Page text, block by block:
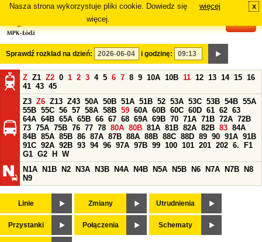
Nasza strona wykorzystuje pliki cookie. Dowiedz się
więcej.
więcej x
Sprawdź rozkład na dzień: i godzinę:
Z Z1 Z2 0 1 2 3 4 5 6 7 8 9 10A 10B 11 12 13 14 15 16
41 43 45
Z3 Z6 Z13 Z43 50A 50B 51A 51B 52 53A 53C 53B 54B 55A
55B 55C 56 57 58A 58B 59 60A 60B 60C 60D 61 62 63
64A 64B 65A 65B 66 67 68 69A 69B 70 71A 71B 72A 72B
73 75A 75B 76 77 78 80A 80B 81A 81B 82A 82B 83 84A
84B 85A 85B 86 87A 87B 88A 88B 88C 88D 89 90 91A 91B
91C 92A 92B 93 94 96 97A 97B 99 100 101 201 202 6.
F1
G1 G2 H
W
N1A
N1B N2 N3A N3B N4A N4B N5A N5B N6 N7A N7B
N8
N9
Linie Zmiany Utrudnienia
Przystanki Połączenia Schematy